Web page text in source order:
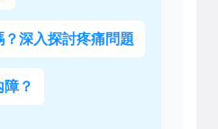
深入探討疼痛問題
？